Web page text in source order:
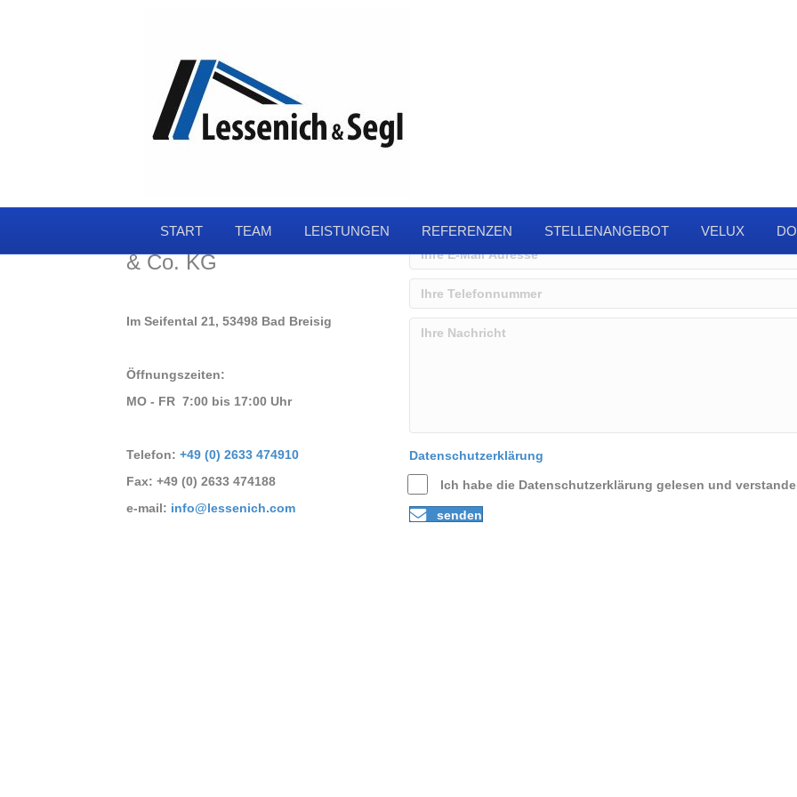
START TEAM LEISTUNGEN REFERENZEN STELLENANGEBOT VELUX
A. Lessenich & Sohn GmbH
& Co. KG
Im Seifental 21, 53498 Bad Breisig
Öffnungszeiten:
MO - FR 7:00 bis 17:00 Uhr
Telefon: +49 (0) 2633 474910
Fax: +49 (0) 2633 474188
e-mail: info@lessenich.com
Datenschutzerklärung
Ich habe die Datenschutzerklärung gelesen und
senden